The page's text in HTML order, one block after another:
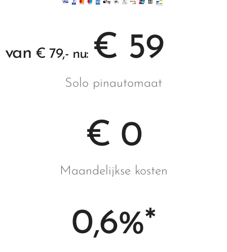
van € 79,- nu: € 59
Solo pinautomaat
€ 0
Maandelijkse kosten
0,6%*